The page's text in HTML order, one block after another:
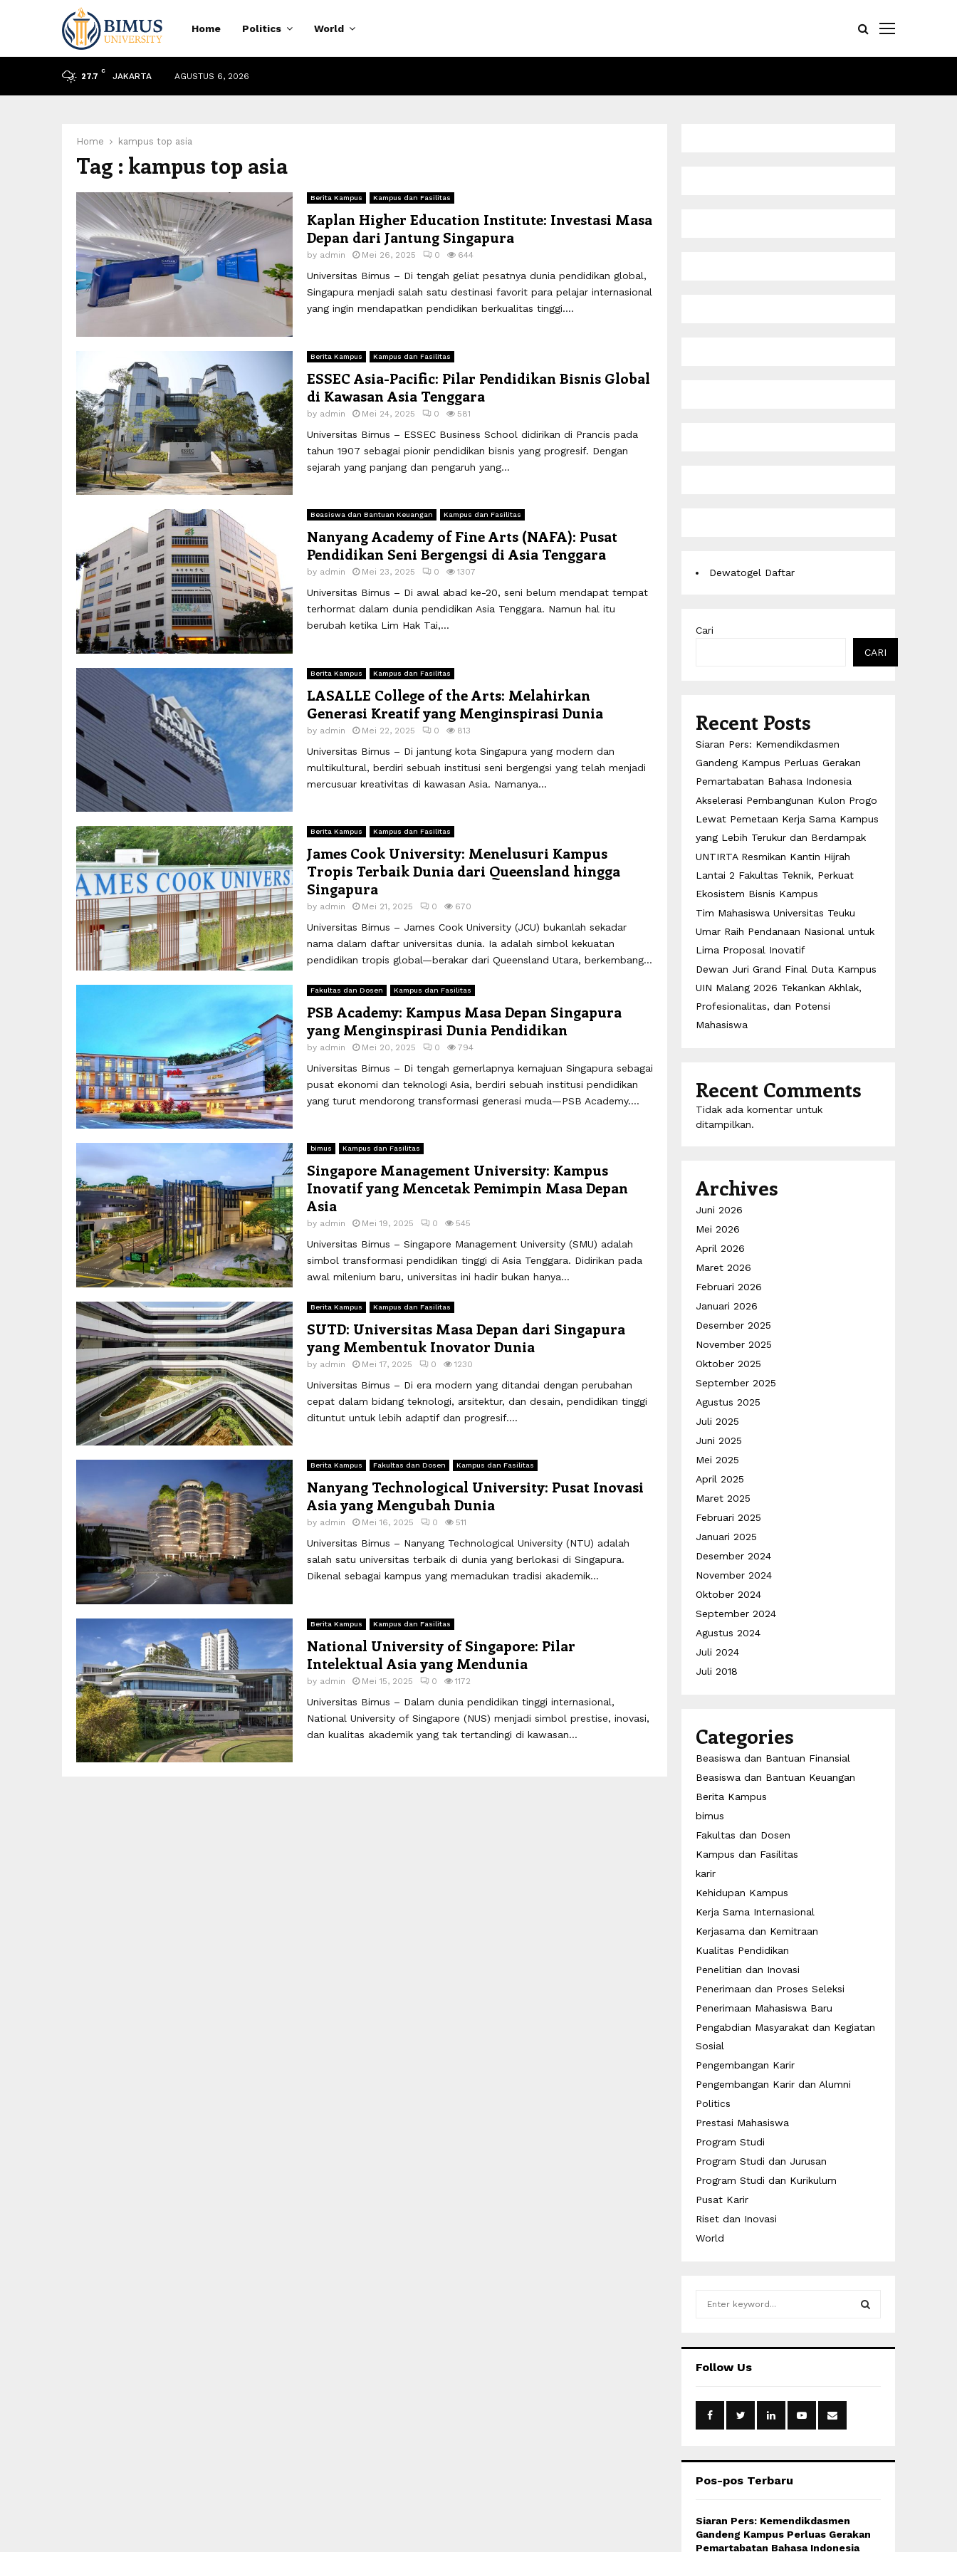
Home Politics World
27.7
C
JAKARTA AGUSTUS 6, 2026
Home kampus top asia
Tag : kampus top asia
Berita Kampus Kampus dan Fasilitas
Kaplan Higher Education Institute: Investasi Masa
Depan dari Jantung Singapura
by admin Mei 26, 2025 0 644
Universitas Bimus – Di tengah geliat pesatnya dunia pendidikan global,
Singapura menjadi salah satu destinasi favorit para pelajar internasional
yang ingin mendapatkan pendidikan berkualitas tinggi....
Berita Kampus Kampus dan Fasilitas
ESSEC Asia-Pacific: Pilar Pendidikan Bisnis Global
di Kawasan Asia Tenggara
by admin Mei 24, 2025 0 581
Universitas Bimus – ESSEC Business School didirikan di Prancis pada
tahun 1907 sebagai pionir pendidikan bisnis yang progresif. Dengan
sejarah yang panjang dan pengaruh yang...
Beasiswa dan Bantuan Keuangan Kampus dan Fasilitas
Nanyang Academy of Fine Arts (NAFA): Pusat
Pendidikan Seni Bergengsi di Asia Tenggara
by admin Mei 23, 2025 0 1307
Universitas Bimus – Di awal abad ke-20, seni belum mendapat tempat
terhormat dalam dunia pendidikan Asia Tenggara. Namun hal itu
berubah ketika Lim Hak Tai,...
Berita Kampus Kampus dan Fasilitas
LASALLE College of the Arts: Melahirkan
Generasi Kreatif yang Menginspirasi Dunia
by admin Mei 22, 2025 0 813
Universitas Bimus – Di jantung kota Singapura yang modern dan
multikultural, berdiri sebuah institusi seni bergengsi yang telah menjadi
mercusuar kreativitas di kawasan Asia. Namanya...
Berita Kampus Kampus dan Fasilitas
James Cook University: Menelusuri Kampus
Tropis Terbaik Dunia dari Queensland hingga
Singapura
by admin Mei 21, 2025 0 670
Universitas Bimus – James Cook University (JCU) bukanlah sekadar
nama dalam daftar universitas dunia. Ia adalah simbol kekuatan
pendidikan tropis global—berakar dari Queensland Utara, berkembang...
Fakultas dan Dosen Kampus dan Fasilitas
PSB Academy: Kampus Masa Depan Singapura
yang Menginspirasi Dunia Pendidikan
by admin Mei 20, 2025 0 794
Universitas Bimus – Di tengah gemerlapnya kemajuan Singapura sebagai
pusat ekonomi dan teknologi Asia, berdiri sebuah institusi pendidikan
yang turut mendorong transformasi generasi muda—PSB Academy....
bimus Kampus dan Fasilitas
Singapore Management University: Kampus
Inovatif yang Mencetak Pemimpin Masa Depan
Asia
by admin Mei 19, 2025 0 545
Universitas Bimus – Singapore Management University (SMU) adalah
simbol transformasi pendidikan tinggi di Asia Tenggara. Didirikan pada
awal milenium baru, universitas ini hadir bukan hanya...
Berita Kampus Kampus dan Fasilitas
SUTD: Universitas Masa Depan dari Singapura
yang Membentuk Inovator Dunia
by admin Mei 17, 2025 0 1230
Universitas Bimus – Di era modern yang ditandai dengan perubahan
cepat dalam bidang teknologi, arsitektur, dan desain, pendidikan tinggi
dituntut untuk lebih adaptif dan progresif....
Berita Kampus Fakultas dan Dosen Kampus dan Fasilitas
Nanyang Technological University: Pusat Inovasi
Asia yang Mengubah Dunia
by admin Mei 16, 2025 0 511
Universitas Bimus – Nanyang Technological University (NTU) adalah
salah satu universitas terbaik di dunia yang berlokasi di Singapura.
Dikenal sebagai kampus yang memadukan tradisi akademik...
Berita Kampus Kampus dan Fasilitas
National University of Singapore: Pilar
Intelektual Asia yang Mendunia
by admin Mei 15, 2025 0 1172
Universitas Bimus – Dalam dunia pendidikan tinggi internasional,
National University of Singapore (NUS) menjadi simbol prestise, inovasi,
dan kualitas akademik yang tak tertandingi di kawasan...
Dewatogel Daftar
Cari
CARI
Recent Posts
Siaran Pers: Kemendikdasmen
Gandeng Kampus Perluas Gerakan
Pemartabatan Bahasa Indonesia
Akselerasi Pembangunan Kulon Progo
Lewat Pemetaan Kerja Sama Kampus
yang Lebih Terukur dan Berdampak
UNTIRTA Resmikan Kantin Hijrah
Lantai 2 Fakultas Teknik, Perkuat
Ekosistem Bisnis Kampus
Tim Mahasiswa Universitas Teuku
Umar Raih Pendanaan Nasional untuk
Lima Proposal Inovatif
Dewan Juri Grand Final Duta Kampus
UIN Malang 2026 Tekankan Akhlak,
Profesionalitas, dan Potensi
Mahasiswa
Recent Comments
Tidak ada komentar untuk
ditampilkan.
Archives
Juni 2026
Mei 2026
April 2026
Maret 2026
Februari 2026
Januari 2026
Desember 2025
November 2025
Oktober 2025
September 2025
Agustus 2025
Juli 2025
Juni 2025
Mei 2025
April 2025
Maret 2025
Februari 2025
Januari 2025
Desember 2024
November 2024
Oktober 2024
September 2024
Agustus 2024
Juli 2024
Juli 2018
Categories
Beasiswa dan Bantuan Finansial
Beasiswa dan Bantuan Keuangan
Berita Kampus
bimus
Fakultas dan Dosen
Kampus dan Fasilitas
karir
Kehidupan Kampus
Kerja Sama Internasional
Kerjasama dan Kemitraan
Kualitas Pendidikan
Penelitian dan Inovasi
Penerimaan dan Proses Seleksi
Penerimaan Mahasiswa Baru
Pengabdian Masyarakat dan Kegiatan
Sosial
Pengembangan Karir
Pengembangan Karir dan Alumni
Politics
Prestasi Mahasiswa
Program Studi
Program Studi dan Jurusan
Program Studi dan Kurikulum
Pusat Karir
Riset dan Inovasi
World
h
o
:
Follow Us
Pos-pos Terbaru
Siaran Pers: Kemendikdasmen
Gandeng Kampus Perluas Gerakan
Pemartabatan Bahasa Indonesia